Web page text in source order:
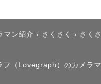
その対比があ
「子供がぐず
マン紹介 › さくさく › さく
フ（Lovegraph）のカメラ